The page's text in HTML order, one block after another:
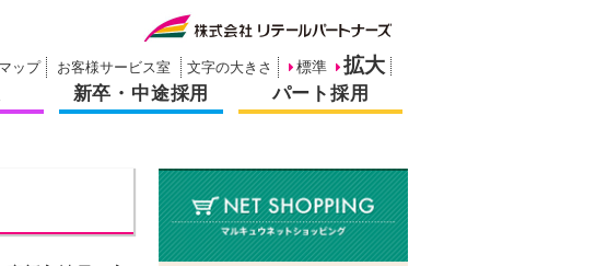
ップ お客様サービス室 文字の大きさ 標準 拡大
新卒・中途採用 パート採用